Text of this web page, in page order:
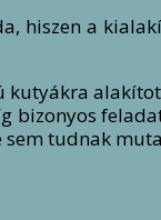
hiszen a
bizonyos
sem tudnak